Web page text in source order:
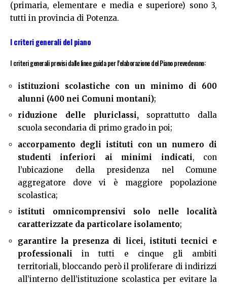
(primaria, elementare e media e superiore) sono 3,
tutti in provincia di Potenza.
I criteri generali del piano
I criteri generali previsi dalle linee guida per l’elaborazione del Piano prevedevano:
istituzioni scolastiche con un minimo di 600
alunni (400 nei Comuni montani);
riduzione delle pluriclassi,soprattutto dalla
scuola secondaria di primo grado in poi;
accorpamento degli istituti con un numero di
studenti inferiori ai minimi indicati, con
l’ubicazione della presidenza nel Comune
aggregatore dove vi è maggiore popolazione
scolastica;
istituti omnicomprensivi solo nelle località
caratterizzate da particolare isolamento;
garantire la presenza di licei, istituti tecnici e
professionali
in tutti e cinque gli ambiti
territoriali, bloccando però il proliferare di indirizzi
all’interno dell’istituzione scolastica per evitare la